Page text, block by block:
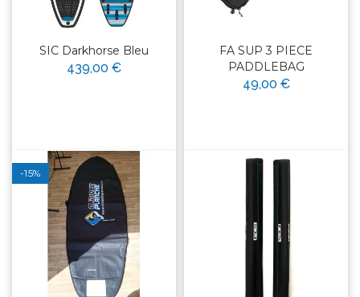
SIC Darkhorse Bleu
439,00 €
FA SUP 3 PIECE
PADDLEBAG
49,00 €
-15%